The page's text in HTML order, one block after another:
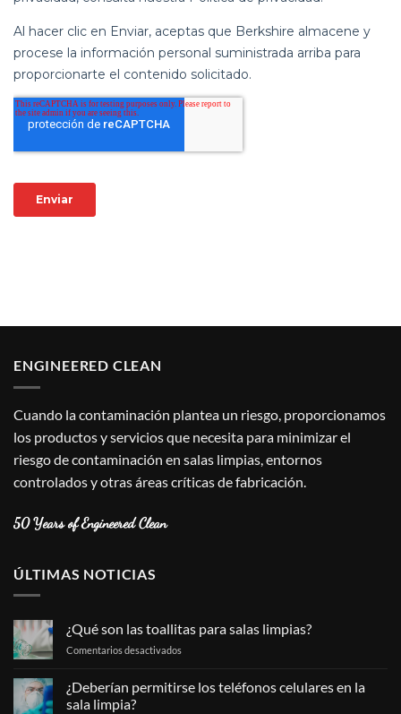
ENGINEERED CLEAN
Cuando la contaminación plantea un riesgo, proporcionamos
los productos y servicios que necesita para minimizar el
riesgo de contaminación en salas limpias, entornos
controlados y otras áreas críticas de fabricación.
50 Years of Engineered Clean
ÚLTIMAS NOTICIAS
¿Qué son las toallitas para salas limpias?
Comentarios desactivados
las
¿Deberían permitirse los teléfonos celulares en la
sala limpia?